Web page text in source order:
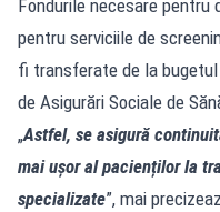
Fondurile necesare pentru
pentru serviciile de
fi transferate de la
de Asigurări Sociale de
„Astfel, se asigură
mai ușor al pacienților la
specializate”, mai